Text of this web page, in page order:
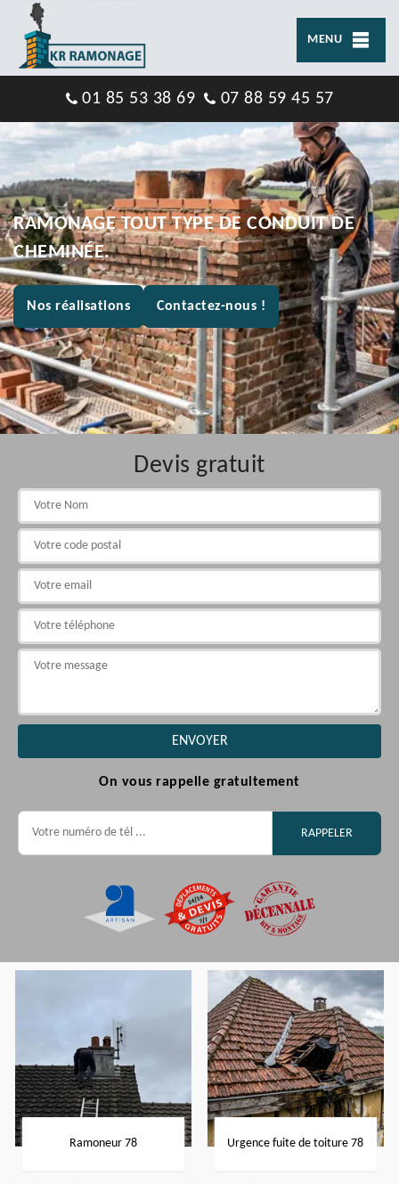
MENU
01 85 53 38 69 07 88 59 45 57
RAMONAGE TOUT TYPE DE CONDUIT DE
CHEMINÉE.
Nos réalisations Contactez-nous !
Devis gratuit
On vous rappelle gratuitement
Ramoneur 78 Urgence fuite de toiture 78